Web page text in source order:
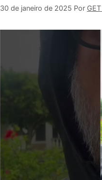
30 de janeiro de 2025 Por